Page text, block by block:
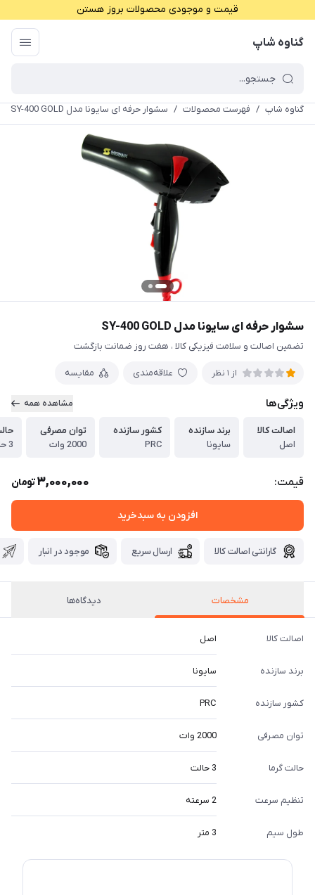
قیمت و موجودی محصولات بروز هستن
گناوه شاپ
گناوه شاپ / فهرست محصولات / سشوار حرفه ای سایونا مدل SY-400 GOLD
سشوار حرفه ای سایونا مدل SY-400 GOLD
تضمین اصالت و سلامت فیزیکی کالا ، هفت روز ضمانت بازگشت
از 1 نظر علاقه‌مندی مقایسه
ویژگی‌ها مشاهده همه
اصالت کالا
اصل
برند سازنده
سایونا
کشور سازنده
PRC
توان مصرفی
2000 وات
3 حالت
قیمت: 3,000,000تومان
افزودن به سبدخرید
گارانتی اصالت کالا ارسال سریع موجود در انبار
مشخصات دیدگاه‌ها
اصالت کالا اصل
برند سازنده سایونا
کشور سازنده PRC
توان مصرفی 2000 وات
حالت گرما 3 حالت
تنظیم سرعت 2 سرعته
طول سیم 3 متر